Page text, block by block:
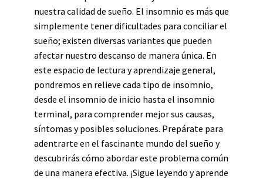
nuestra calidad de sueño. El insomnio es más que
simplemente tener dificultades para conciliar el
sueño; existen diversas variantes que pueden
afectar nuestro descanso de manera única. En
este espacio de lectura y aprendizaje general,
pondremos en relieve cada tipo de insomnio,
desde el insomnio de inicio hasta el insomnio
terminal, para comprender mejor sus causas,
síntomas y posibles soluciones. Prepárate para
adentrarte en el fascinante mundo del sueño y
descubrirás cómo abordar este problema común
de una manera efectiva. ¡Sigue leyendo y aprende